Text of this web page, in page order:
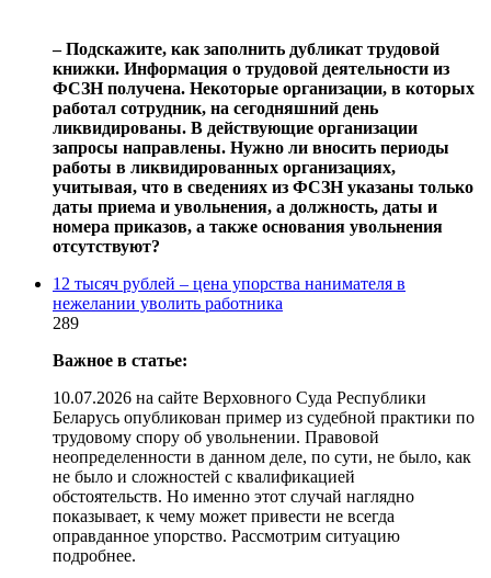
‒ Подскажите, как заполнить дубликат трудовой
книжки. Информация о трудовой деятельности из
ФСЗН получена. Некоторые организации, в которых
работал сотрудник, на сегодняшний день
ликвидированы. В действующие организации
запросы направлены. Нужно ли вносить периоды
работы в ликвидированных организациях,
учитывая, что в сведениях из ФСЗН указаны только
даты приема и увольнения, а должность, даты и
номера приказов, а также основания увольнения
отсутствуют?
12 тысяч рублей – цена упорства нанимателя в
нежелании уволить работника
289
Важное в статье:
10.07.2026 на сайте Верховного Суда Республики
Беларусь опубликован пример из судебной практики по
трудовому спору об увольнении. Правовой
неопределенности в данном деле, по сути, не было, как
не было и сложностей с квалификацией
обстоятельств. Но именно этот случай наглядно
показывает, к чему может привести не всегда
оправданное упорство. Рассмотрим ситуацию
подробнее.